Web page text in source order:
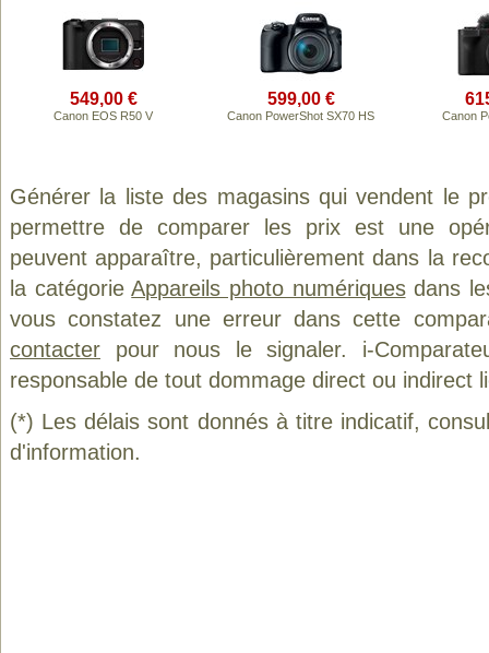
549,00 €
Canon EOS R50 V
599,00 €
Canon PowerShot SX70 HS Canon
Générer la liste des magasins qui vendent le
permettre de comparer les prix est une
peuvent apparaître, particulièrement dans la
la catégorieAppareils photo numériquesdans
vous constatez une erreur dans cette
contacter pour nous le signaler. i-
responsable de tout dommage direct ou indirect
(*) Les délais sont donnés à titre indicatif,
d'information.